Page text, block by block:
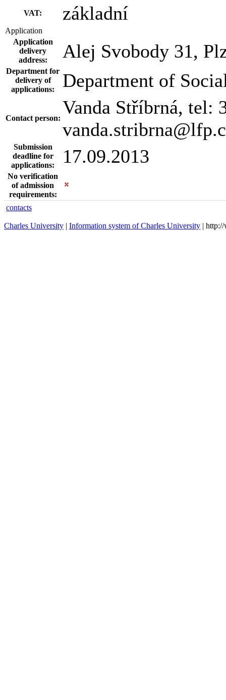
VAT: základní
Application
Application
delivery
address:
Alej Svobody 31,
Department for
delivery of
applications:
Department of
Contact person:
Vanda Stříbrná, tel:
Submission
deadline for
applications:
17.09.2013
No verification
of admission
requirements:
contacts
Charles University | Information system of Charles University |